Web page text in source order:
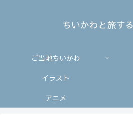
ちいかわと旅す
ご当地ちいかわ
イラスト
アニメ